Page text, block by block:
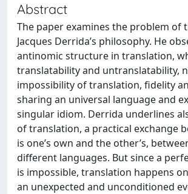
Abstract
The paper examines the problem of
Jacques Derrida’s philosophy. He
antinomic structure in translation,
translatability and untranslatability,
impossibility of translation, fidelity
sharing an universal language and
singular idiom. Derrida underlines
of translation, a practical exchange
is one’s own and the other’s,
different languages. But since a
is impossible, translation happens
an unexpected and unconditioned